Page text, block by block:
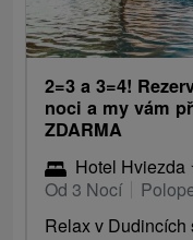
2=3 a 3=4!
noci a my vám
ZDARMA
Hotel Hviezda
Od 3 Nocí
Relax v Dudincích